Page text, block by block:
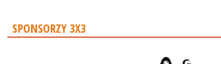
SPONSORZY 3X3